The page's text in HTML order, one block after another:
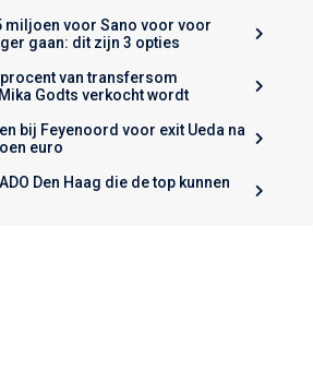
miljoen voor Sano voor voor
gaan: dit zijn 3 opties
van transfersom
Godts verkocht wordt
bij Feyenoord voor exit Ueda na
euro
Den Haag die de top kunnen